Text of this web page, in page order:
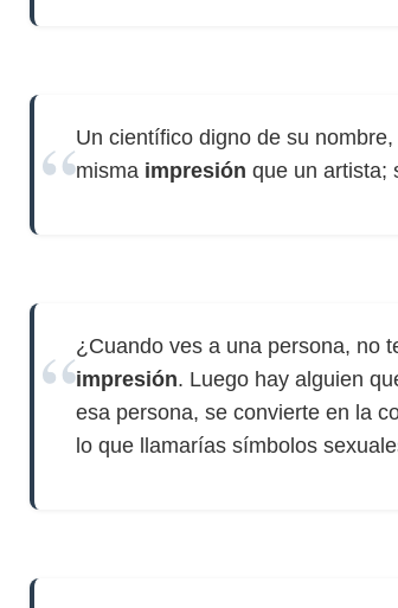
Un científico digno de su
misma impresión que un artista;
¿Cuando ves a una persona, no
impresión. Luego hay alguien
esa persona, se convierte en la
lo que llamarías símbolos